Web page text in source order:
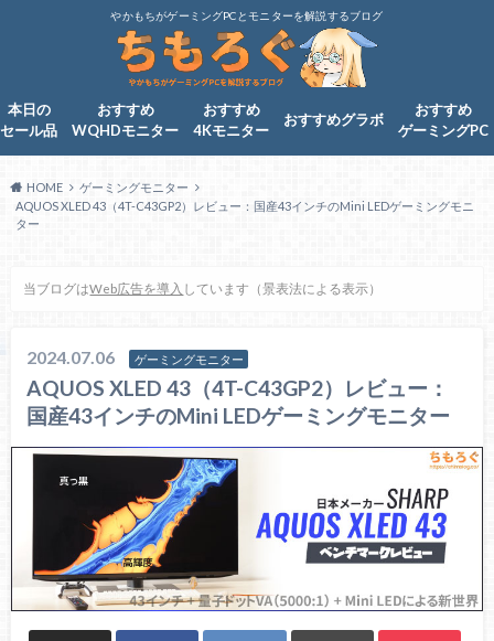
やかもちがゲーミングPCとモニターを解説するブログ
本日の
セール品
おすすめ
WQHDモニター
おすすめ
4Kモニター
おすすめグラボ
おすすめ
ゲーミングPC
HOME
ゲーミングモニター
AQUOS XLED 43（4T-C43GP2）レビュー：国産43インチのMini LEDゲーミングモニ
ター
当ブログはWeb広告を導入 しています（景表法による表示）
2024.07.06 ゲーミングモニター
AQUOS XLED 43（4T-C43GP2）レビュー：
国産43インチのMini LEDゲーミングモニター